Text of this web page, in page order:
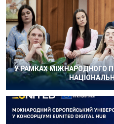
У РАМКАХ МІЖНАРОДНОГО